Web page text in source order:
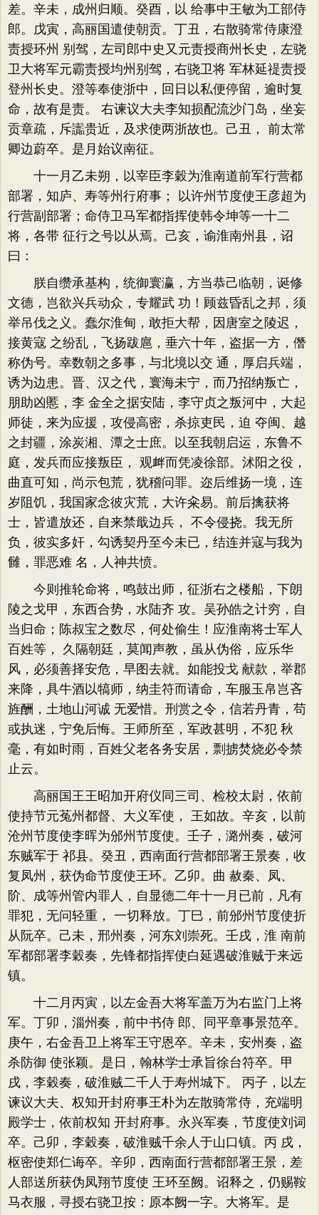
差。辛未，成州归顺。癸酉，以 给事中王敏为工部侍
郎。戊寅，高丽国遣使朝贡。丁丑，右散骑常侍康澄
责授环州 别驾，左司郎中史又元责授商州长史，左骁
卫大将军元霸责授均州别驾，右骁卫将 军林延禔责授
登州长史。澄等奉使浙中，回日以私便停留，逾时复
命，故有是责。 右谏议大夫李知损配流沙门岛，坐妄
贡章疏，斥讟贵近，及求使两浙故也。己丑， 前太常
卿边蔚卒。是月始议南征。
十一月乙未朔，以宰臣李穀为淮南道前军行营都
部署，知庐、寿等州行府事； 以许州节度使王彦超为
行营副部署；命侍卫马军都指挥使韩令坤等一十二
将，各带 征行之号以从焉。己亥，谕淮南州县，诏
曰：
朕自缵承基构，统御寰瀛，方当恭己临朝，诞修
文德，岂欲兴兵动众，专耀武 功！顾兹昏乱之邦，须
举吊伐之义。蠢尔淮甸，敢拒大帮，因唐室之陵迟，
接黄寇 之纷乱，飞扬跋扈，垂六十年，盗据一方，僭
称伪号。幸数朝之多事，与北境以交 通，厚启兵端，
诱为边患。晋、汉之代，寰海未宁，而乃招纳叛亡，
朋助凶慝，李 金全之据安陆，李守贞之叛河中，大起
师徒，来为应援，攻侵高密，杀掠吏民，迫 夺闽、越
之封疆，涂炭湘、潭之士庶。以至我朝启运，东鲁不
庭，发兵而应接叛臣， 观衅而凭凌徐部。沭阳之役，
曲直可知，尚示包荒，犹稽问罪。迩后维扬一境，连
岁阻饥，我国家念彼灾荒，大许籴易。前后擒获将
士，皆遣放还，自来禁戢边兵， 不令侵挠。我无所
负，彼实多奸，勾诱契丹至今未已，结连并寇与我为
雠，罪恶难 名，人神共愤。
今则推轮命将，鸣鼓出师，征浙右之楼船，下朗
陵之戈甲，东西合势，水陆齐 攻。吴孙皓之计穷，自
当归命；陈叔宝之数尽，何处偷生！应淮南将士军人
百姓等， 久隔朝廷，莫闻声教，虽从伪俗，应乐华
风，必须善择安危，早图去就。如能投戈 献款，举郡
来降，具牛酒以犒师，纳圭符而请命，车服玉帛岂吝
旌酬，土地山河诚 无爱惜。刑赏之令，信若丹青，苟
或执迷，宁免后悔。王师所至，军政甚明，不犯 秋
毫，有如时雨，百姓父老各务安居，剽掳焚烧必令禁
止云。
高丽国王王昭加开府仪同三司、检校太尉，依前
使持节元菟州都督、大义军使， 王如故。辛亥，以前
沧州节度使李晖为邠州节度使。壬子，潞州奏，破河
东贼军于 祁县。癸丑，西南面行营都部署王景奏，收
复凤州，获伪命节度使王环。乙卯。曲 赦秦、凤、
阶、成等州管内罪人，自显德二年十一月已前，凡有
罪犯，无问轻重， 一切释放。丁巳，前邠州节度使折
从阮卒。己未，邢州奏，河东刘崇死。壬戌，淮 南前
军都部署李穀奏，先锋都指挥使白延遇破淮贼于来远
镇。
十二月丙寅，以左金吾大将军盖万为右监门上将
军。丁卯，淄州奏，前中书侍 郎、同平章事景范卒。
庚午，右金吾卫上将军王守恩卒。辛未，安州奏，盗
杀防御 使张颖。是日，翰林学士承旨徐台符卒。甲
戌，李穀奏，破淮贼二千人于寿州城下。 丙子，以左
谏议大夫、权知开封府事王朴为左散骑常侍，充端明
殿学士，依前权知 开封府事。永兴军奏，节度使刘词
卒。己卯，李穀奏，破淮贼千余人于山口镇。丙 戌，
枢密使郑仁诲卒。辛卯，西南面行营都部署王景，差
人部送所获伪凤翔节度使 王环至阙。诏释之，仍赐鞍
马衣服，寻授右骁卫按：原本阙一字。大将军。是